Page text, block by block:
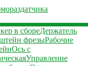
в сбореДержатель
фрезыРабочие
Ось с
Управление